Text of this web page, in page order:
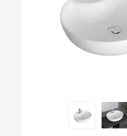
BOJLER
KERAMIČARSKI MATERIJALI
ODVOD VODE